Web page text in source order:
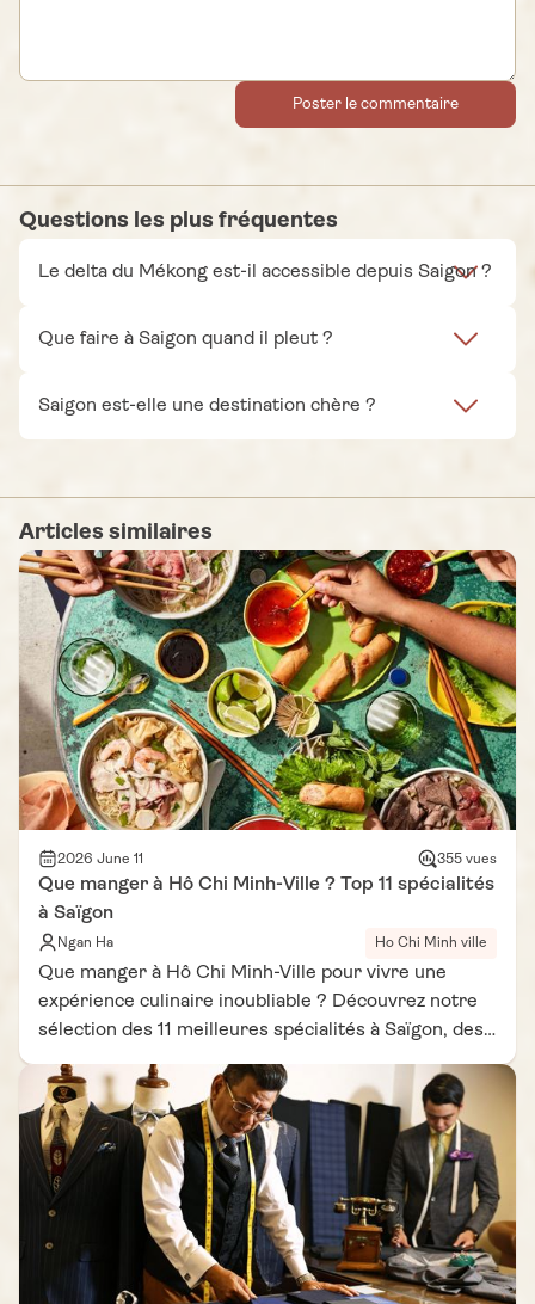
Poster le commentaire
Questions les plus fréquentes
Le delta du Mékong est-il accessible depuis Saigon ?
Que faire à Saigon quand il pleut ?
Saigon est-elle une destination chère ?
Articles similaires
2026 June 11 355 vues
Que manger à Hô Chi Minh-Ville ? Top 11 spécialités
à Saïgon
Ngan Ha Ho Chi Minh ville
Que manger à Hô Chi Minh-Ville pour vivre une
expérience culinaire inoubliable ? Découvrez notre
sélection des 11 meilleures spécialités à Saïgon, des
rue aux spécialités culinaires Ho Chi Minh les plus
authentiques. Que manger à Saïgon sans manquer le
banh mi ou le com tam ?